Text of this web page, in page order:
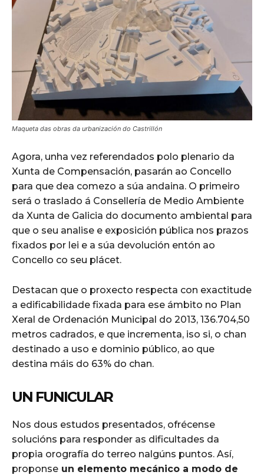
Maqueta das obras da urbanización do Castrillón
Agora, unha vez referendados polo plenario da
Xunta de Compensación, pasarán ao Concello
para que dea comezo a súa andaina. O primeiro
será o traslado á Consellería de Medio Ambiente
da Xunta de Galicia do documento ambiental para
que o seu analise e exposición pública nos prazos
fixados por lei e a súa devolución entón ao
Concello co seu plácet.
Destacan que o proxecto respecta con exactitude
a edificabilidade fixada para ese ámbito no Plan
Xeral de Ordenación Municipal do 2013, 136.704,50
metros cadrados, e que incrementa, iso si, o chan
destinado a uso e dominio público, ao que
destina máis do 63% do chan.
UN FUNICULAR
Nos dous estudos presentados, ofrécense
solucións para responder as dificultades da
propia orografía do terreo nalgúns puntos. Así,
proponse un elemento mecánico a modo de